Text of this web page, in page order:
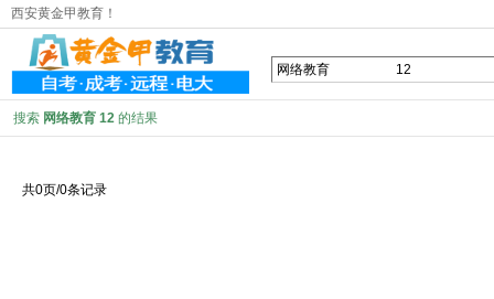
西安黄金甲教育！
搜索 网络教育 12 的结果
共0页/0条记录